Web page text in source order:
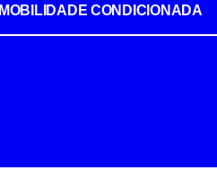
MOBILIDADE CONDICIONADA